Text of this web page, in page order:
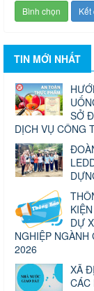
TIN MỚI NHẤT
SỞ
DỊCH VỤ CÔNG
DỰ
NGHIỆP NGÀNH
2026
XÃ
CÁC